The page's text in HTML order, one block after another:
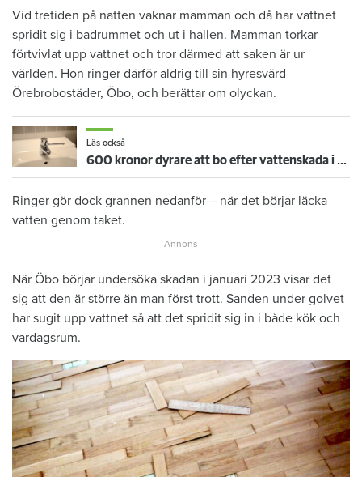
Vid tretiden på natten vaknar mamman och då har vattnet
spridit sig i badrummet och ut i hallen. Mamman torkar
förtvivlat upp vattnet och tror därmed att saken är ur
världen. Hon ringer därför aldrig till sin hyresvärd
Örebrobostäder, Öbo, och berättar om olyckan.
Läs också
600 kronor dyrare att bo efter vattenskada i Varberg
Ringer gör dock grannen nedanför – när det börjar läcka
vatten genom taket.
När Öbo börjar undersöka skadan i januari 2023 visar det
sig att den är större än man först trott. Sanden under golvet
har sugit upp vattnet så att det spridit sig in i både kök och
vardagsrum.